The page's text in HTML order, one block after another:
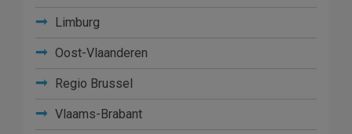
Limburg
Oost-Vlaanderen
Regio Brussel
Vlaams-Brabant